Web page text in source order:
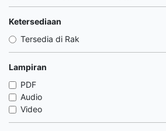
Ketersediaan
Tersedia di Rak
Lampiran
PDF
Audio
Video